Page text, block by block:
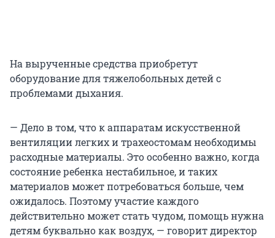
На вырученные средства приобретут
оборудование для тяжелобольных детей с
проблемами дыхания.
— Дело в том, что к аппаратам искусственной
вентиляции легких и трахеостомам необходимы
расходные материалы. Это особенно важно, когда
состояние ребенка нестабильное, и таких
материалов может потребоваться больше, чем
ожидалось. Поэтому участие каждого
действительно может стать чудом, помощь нужна
детям буквально как воздух, — говорит директор